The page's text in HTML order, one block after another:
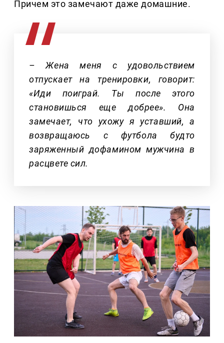
Причем это замечают даже домашние.
– Жена меня с удовольствием
отпускает на тренировки, говорит:
«Иди поиграй. Ты после этого
становишься еще добрее». Она
замечает, что ухожу я уставший, а
возвращаюсь с футбола будто
заряженный дофамином мужчина в
расцвете сил.